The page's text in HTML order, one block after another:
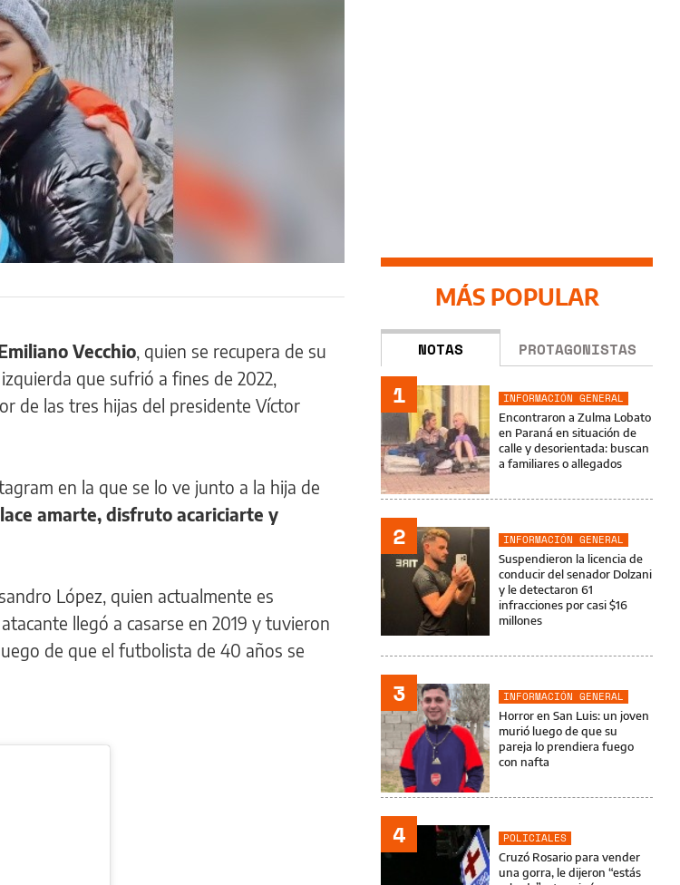
Vecchio , quien se recupera de su
que sufrió a fines de 2022,
de las tres hijas del presidente Víctor
en la que se lo ve junto a la hija de
amarte, disfruto acariciarte y
López, quien actualmente es
llegó a casarse en 2019 y tuvieron
de que el futbolista de 40 años se
MÁS POPULAR
NOTAS PROTAGONISTAS
1
INFORMACIÓN GENERAL
Encontraron a Zulma Lobato
en Paraná en situación de
calle y desorientada: buscan
a familiares o allegados
2
INFORMACIÓN GENERAL
Suspendieron la licencia de
conducir del senador Dolzani
y le detectaron 61
infracciones por casi $16
millones
3
INFORMACIÓN GENERAL
Horror en San Luis: un joven
murió luego de que su
pareja lo prendiera fuego
con nafta
4
POLICIALES
Cruzó Rosario para vender
una gorra, le dijeron “estás